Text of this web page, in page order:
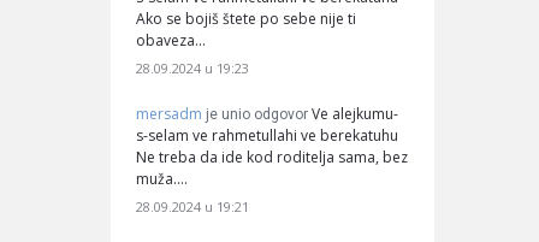
Ako se bojiš štete po sebe nije ti
obaveza…
28.09.2024 u 19:23
mersadm je unio odgovor Ve alejkumu-
s-selam ve rahmetullahi ve berekatuhu
Ne treba da ide kod roditelja sama, bez
muža.…
28.09.2024 u 19:21